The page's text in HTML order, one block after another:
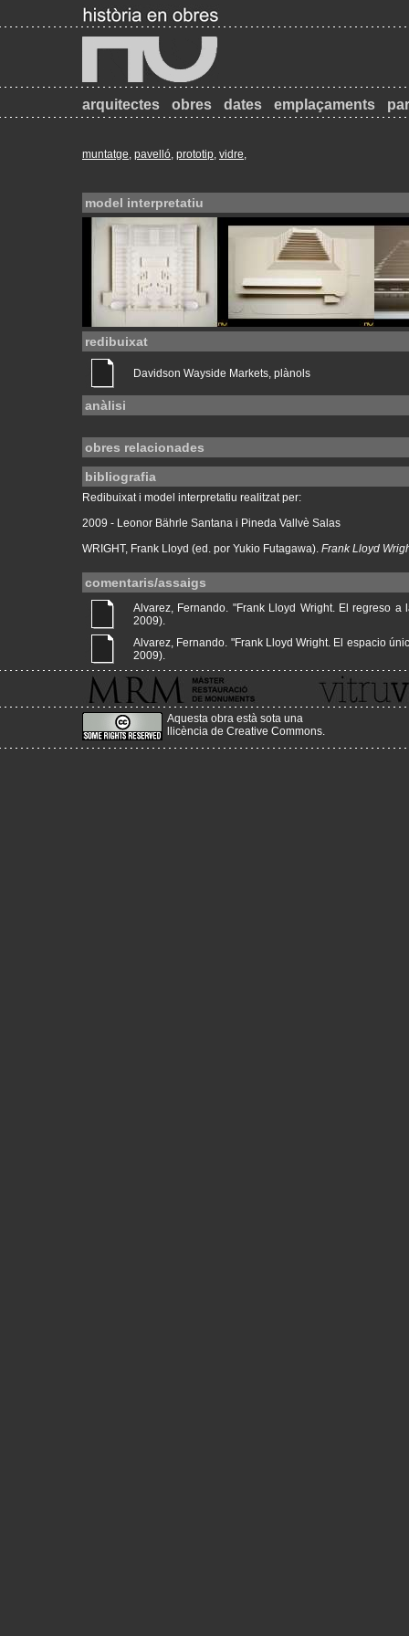
arquitectes obres dates emplaçaments
muntatge, pavelló, prototip, vidre,
model interpretatiu
redibuixat
Davidson Wayside Markets, plànols
anàlisi
obres relacionades
bibliografia
Redibuixat i model interpretatiu realitzat per:
2009 - Leonor Bährle Santana i Pineda Vallvè Salas
WRIGHT, Frank Lloyd (ed. por Yukio Futagawa). Frank Lloyd
comentaris/assaigs
Alvarez, Fernando. "Frank Lloyd Wright. El regreso
2009).
Alvarez, Fernando. "Frank Lloyd Wright. El espacio
2009).
Aquesta obra està sota una
llicència de Creative Commons.